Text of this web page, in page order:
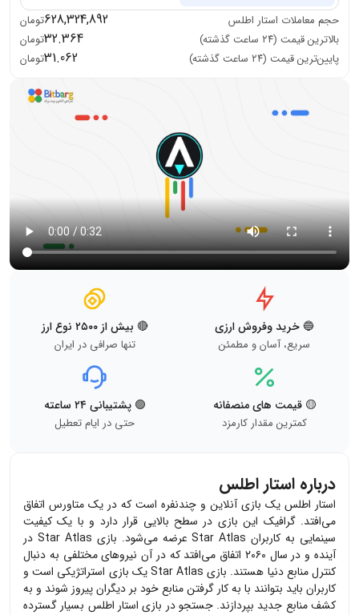
حجم معاملات استار اطلس 628,324,892تومان
بالاترین قیمت (۲۴ ساعت گذشته)
32.364تومان
پایین‌ترین قیمت (۲۴ ساعت گذشته)
31.062تومان
🔵 خرید وفروش ارزی
سریع، آسان و مطمئن
🔴 بیش از ۲۵۰۰ نوع ارز
تنها صرافی در ایران
🟡 قیمت های منصفانه
کمترین مقدار کارمزد
🟢 پشتیبانی ۲۴ ساعته
حتی در ایام تعطیل
درباره استار اطلس
استار اطلس یک بازی آنلاین و چندنفره است که در یک متاورس اتفاق
می‌افتد. گرافیک این بازی در سطح بالایی قرار دارد و با یک کیفیت
سینمایی به کاربران Star Atlasعرضه می‌شود. بازی Star Atlas در
آینده و در سال ۲۰۶۰ اتفاق می‌افتد که در آن نیروهای مختلفی به دنبال
کنترل منابع دنیا هستند. بازی Star Atlasیک بازی استراتژیکی است و
کاربران باید بتوانند با به کار گرفتن منابع خود بر دیگران پیروز شوند و به
کشف منابع جدید بپردازند. جستجو در بازی استار اطلس بسیار گسترده